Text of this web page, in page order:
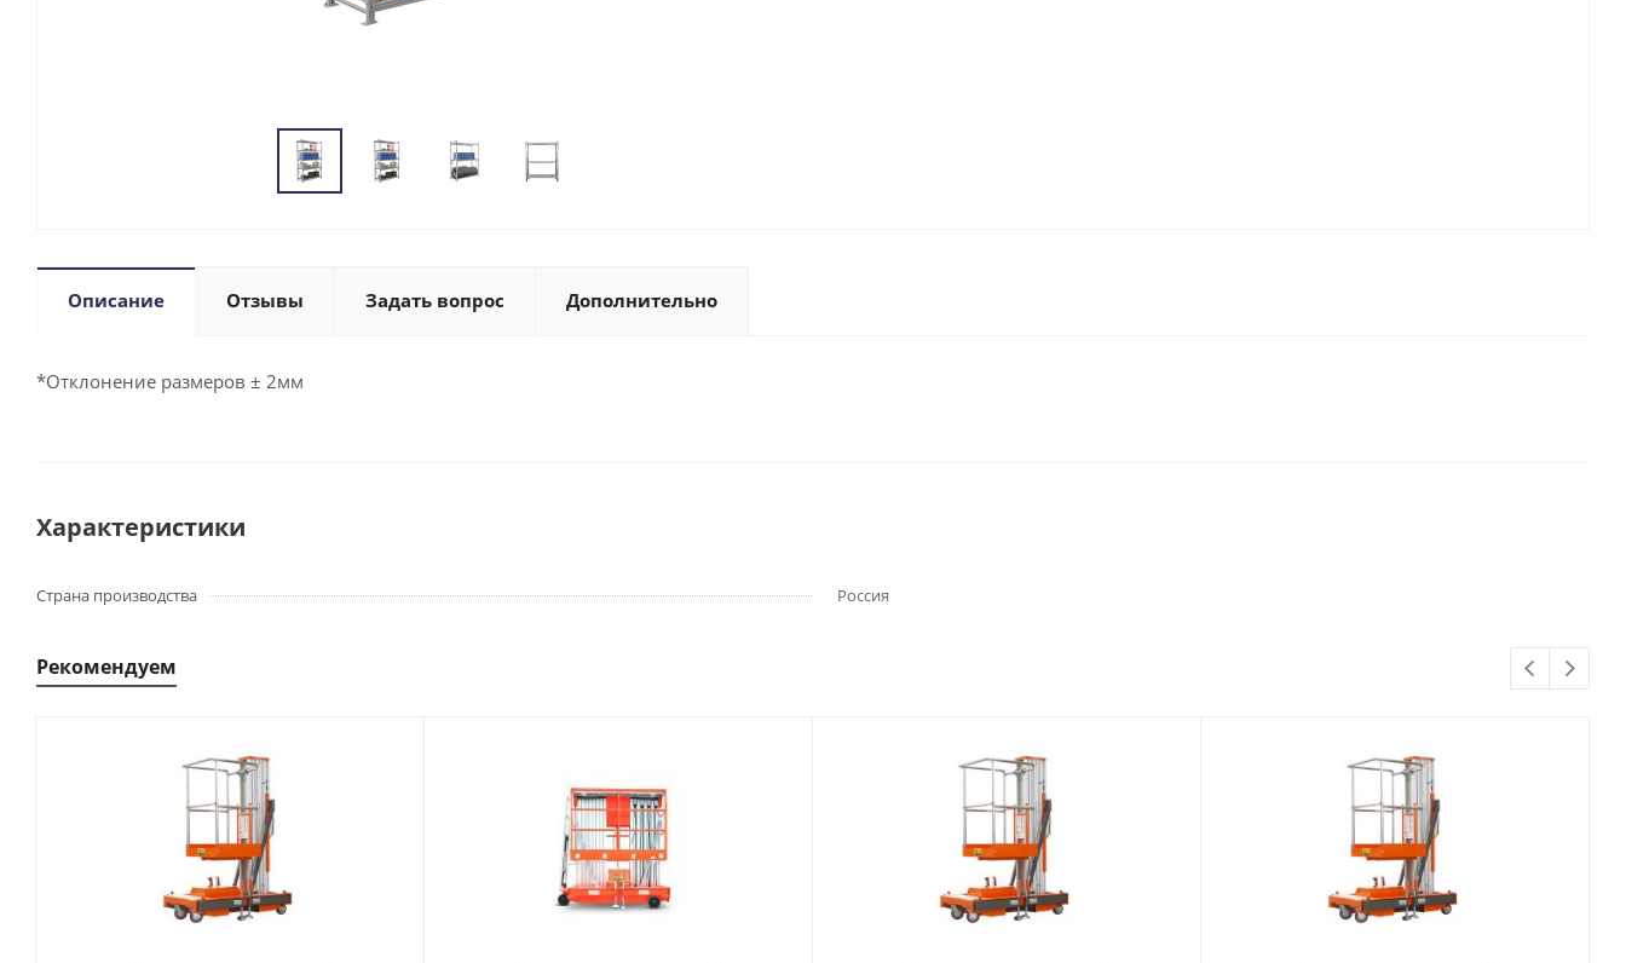
Описание Отзывы Задать вопрос Дополнительно
*Отклонение размеров ± 2мм
Характеристики
Страна производства Россия
Рекомендуем